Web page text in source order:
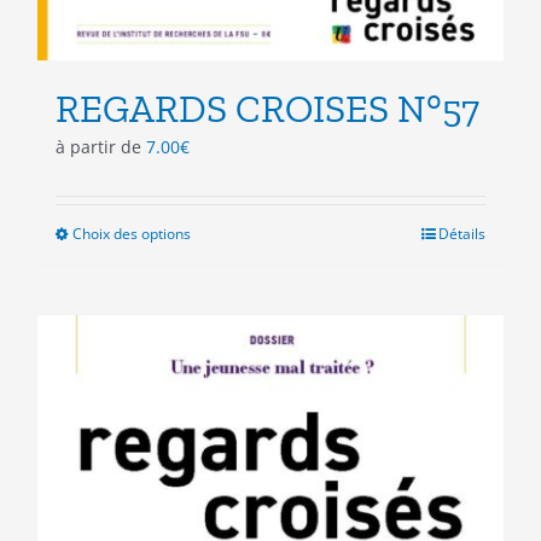
REGARDS CROISES N°57
à partir de 7.00€
Choix des optionsCe
variations.
Les
être
choisies
sur
Détails